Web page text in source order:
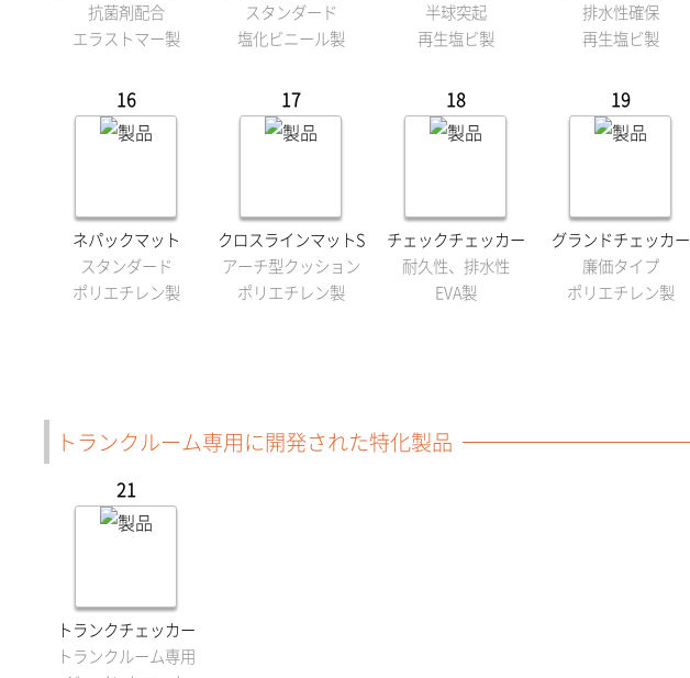
抗菌剤配合
エラストマー製
スタンダード
塩化ビニール製
半球突起
再生塩ビ製
排水性確保
再生塩ビ製
16
ネパックマット
スタンダード
ポリエチレン製
17
クロスラインマットS
アーチ型クッション
ポリエチレン製
18
チェックチェッカー
耐久性、排水性
EVA製
19
グランドチェッカー
廉価タイプ
ポリエチレン製
トランクルーム専用に開発された特化製品
21
トランクチェッカー
トランクルーム専用